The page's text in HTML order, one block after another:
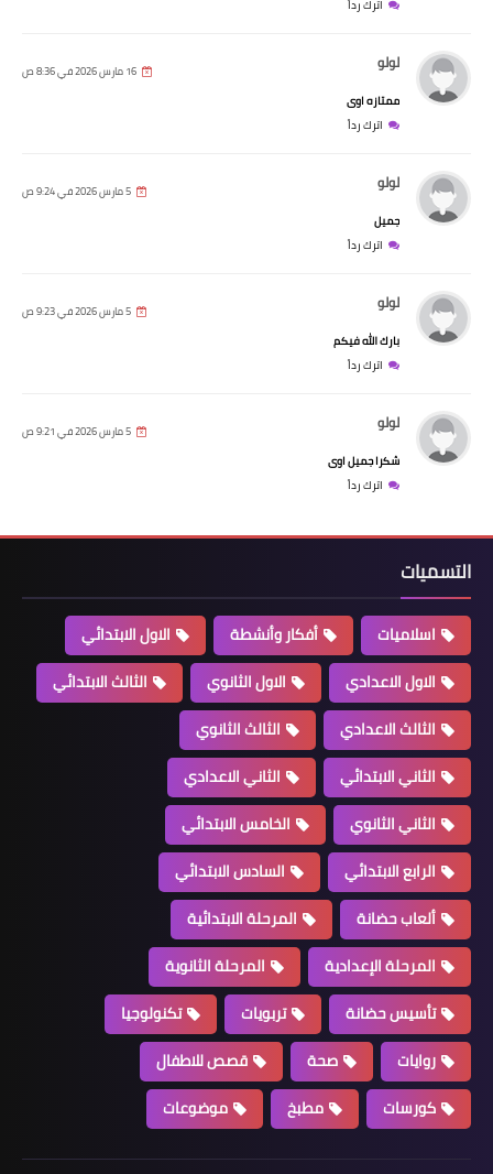
اترك رداً
لولو 16 مارس 2026 في 8:36 ص
ممتازه اوى
اترك رداً
لولو 5 مارس 2026 في 9:24 ص
جميل
اترك رداً
لولو 5 مارس 2026 في 9:23 ص
بارك الله فيكم
اترك رداً
لولو 5 مارس 2026 في 9:21 ص
شكرا جميل اوى
اترك رداً
التسميات
اسلاميات أفكار وأنشطة
الاول الابتدائي
الاول الاعدادي
الاول الثانوي
الثالث الابتدائي
الثالث الاعدادي
الثالث الثانوي
الثاني الابتدائي
الثاني الاعدادي
الثاني الثانوي
الخامس الابتدائي
الرابع الابتدائي
السادس الابتدائي
ألعاب حضانة
المرحلة الابتدائية
المرحلة الإعدادية
المرحلة الثانوية
تأسيس حضانة
تربويات
تكنولوجيا
روايات
صحة
قصص للاطفال
كورسات
مطبخ موضوعات